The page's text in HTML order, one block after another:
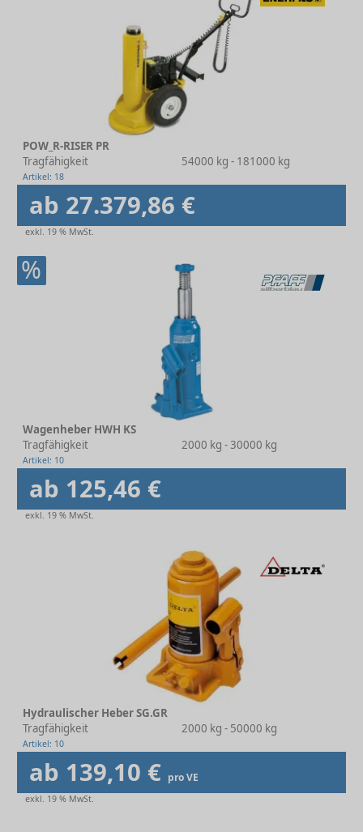
POW_R-RISER PR
Tragfähigkeit
54000 kg - 181000 kg
Artikel: 18
ab 27.379,86 €
exkl. 19 % MwSt.
%
Wagenheber HWH KS
Tragfähigkeit
2000 kg - 30000 kg
Artikel: 10
ab 125,46 €
exkl. 19 % MwSt.
Hydraulischer Heber SG.GR
Tragfähigkeit
2000 kg - 50000 kg
Artikel: 10
ab 139,10 € pro VE
exkl. 19 % MwSt.